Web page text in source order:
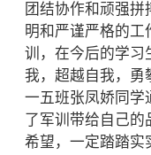
团结协作和顽强
明和严谨严格的工
训，在今后的学习
我，超越自我，勇
一五班张凤娇同学
了军训带给自己的
希望，一定踏踏实